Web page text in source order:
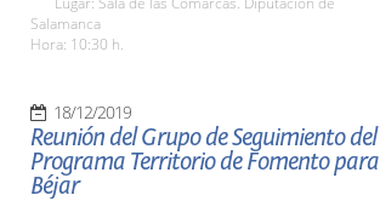
Salamanca
Hora: 10:30 h.
18/12/2019
Reunión del Grupo de Seguimiento del
Programa Territorio de Fomento para
Béjar